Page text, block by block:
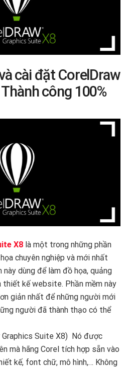
cài đặt CorelDraw
công 100%
X8 là một trong những phần
chuyên nghiệp và mới nhất
này dùng để làm đồ họa, quảng
thiết kế website. Phần mềm này
giản nhất để những người mới
người đã thành thạo có thể
Graphics Suite X8) Nó được
mà hãng Corel tích hợp sẵn vào
kế, font chữ, mô hình,… Không